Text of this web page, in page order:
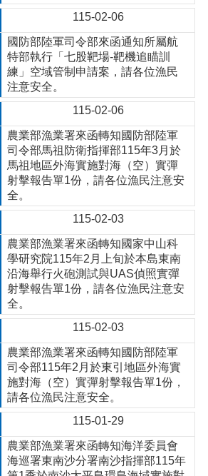
115-02-06
國防部陸軍司令部來函通知所屬航
特部執行「七股靶場-靶機追瞄訓
練」空域管制申請案，請各位漁民
注意安全。
115-02-06
農業部漁業署來函轉知國防部陸軍
司令部馬祖防衛指揮部115年3月於
馬祖地區外海實施對海（空）實彈
射擊報告單1份，請各位漁民注意安
全。
115-02-03
農業部漁業署來函轉知國家中山科
學研究院115年2月上旬於本島東南
沿海舉行火砲測試與UAS偵照實彈
射擊報告單1份，請各位漁民注意安
全。
115-02-03
農業部漁業署來函轉知國防部陸軍
司令部115年2月於東引地區外海實
施對海（空）實彈射擊報告單1份，
請各位漁民注意安全。
115-01-29
農業部漁業署來函轉知海洋委員會
海巡署東南沙分署南沙指揮部115年